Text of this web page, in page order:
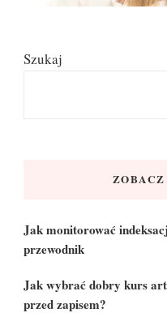
Szukaj
Jak monitorować
przewodnik
Jak wybrać dobry kurs
przed zapisem?